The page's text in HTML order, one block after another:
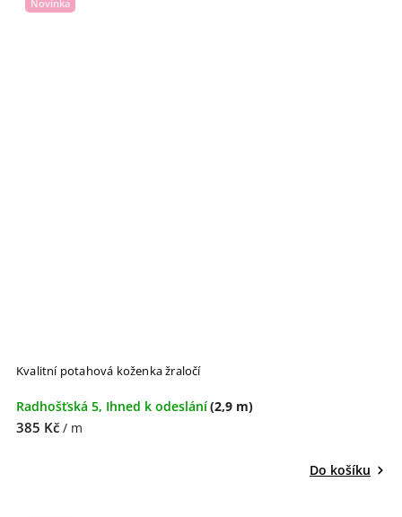
Novinka
Kvalitní potahová koženka žraločí
Radhošťská 5, Ihned k odeslání(2,9 m)
385 Kč / m
Do košíku